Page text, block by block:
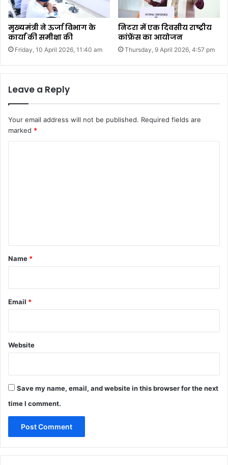
मुख्यमंत्री ने ऊर्जा विभाग के
कार्यां की समीक्षा की
Friday, 10 April 2026, 11:40 am
निटरा में एक दिवसीय राष्ट्रीय
कांफ्रेंस का आयोजन
Thursday, 9 April 2026, 4:57 pm
Leave a Reply
Your email address will not be published. Required fields are
marked *
*
Name *
Email *
Website
Save my name, email, and website in this browser for the next
time I comment.